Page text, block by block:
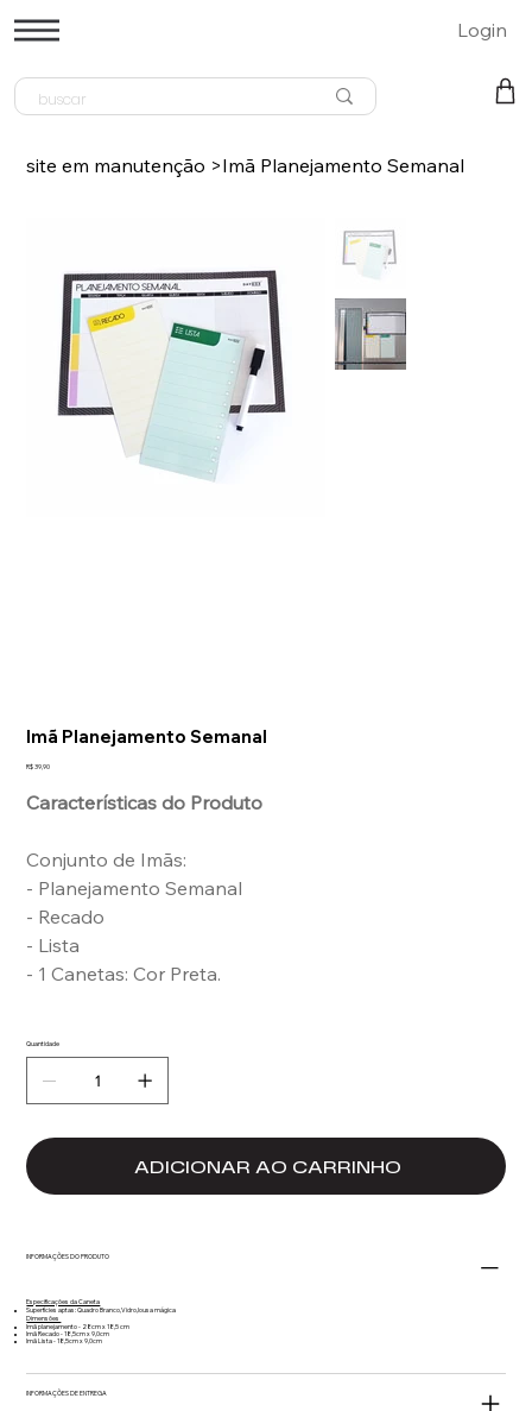
Login
site em manutenção >Imã Planejamento Semanal
Imã Planejamento Semanal
Preço
R$ 39,90
Características do Produto
Conjunto de Imãs:
- Planejamento Semanal
- Recado
- Lista
- 1 Canetas: Cor Preta.
Quantidade
ADICIONAR AO CARRINHO
INFORMAÇÕES DO PRODUTO
Especificações da Caneta
Superfícies aptas: Quadro Branco,Vidro,lousa mágica
Dimensões
Imã planejamento - 28cm x 18,5 cm
Imã Recado - 18,5cm x 9,0cm
Imã Lista - 18,5cm x 9,0cm
INFORMAÇÕES DE ENTREGA